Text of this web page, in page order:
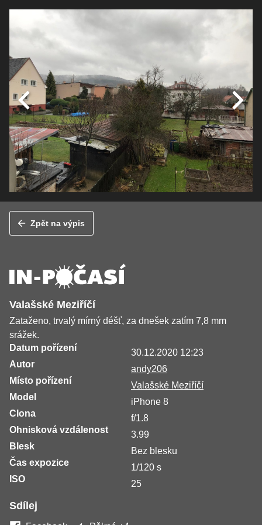
Zpět na výpis
Valašské Meziříčí
Zataženo, trvalý mírný déšť, za dnešek zatím 7,8 mm
srážek.
Datum pořízení
30.12.2020 12:23
Autor
andy206
Místo pořízení
Valašské Meziříčí
Model
iPhone 8
Clona
f/1.8
Ohnisková vzdálenost
3.99
Blesk
Bez blesku
Čas expozice
1/120 s
ISO
25
Sdílej